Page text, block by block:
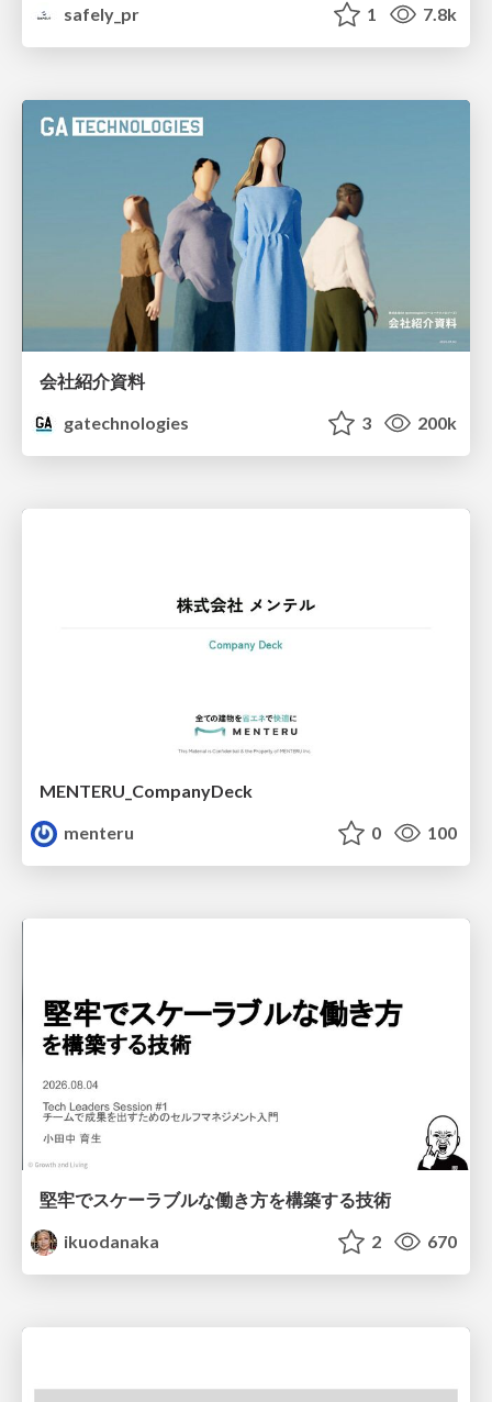
safely_pr
1 7.8k
会社紹介資料
gatechnologies
3 200k
MENTERU_CompanyDeck
menteru
0 100
堅牢でスケーラブルな働き方を構築する技術
ikuodanaka
2 670